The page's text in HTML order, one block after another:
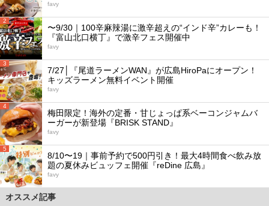
favy
2
〜9/30｜100辛麻辣湯に激辛超えの“インド辛”カレーも！
『富山北口横丁』で激辛フェス開催中
favy
3
7/27│『尾道ラーメンWAN』が広島HiroPaにオープン！
キッズラーメン無料イベント開催
favy
4
梅田限定！海外の定番・甘じょっぱ系ベーコンジャムバ
ーガーが新登場『BRISK STAND』
favy
5
8/10〜19｜事前予約で500円引き！最大4時間食べ飲み放
題の夏休みビュッフェ開催『reDine 広島』
favy
オススメ記事